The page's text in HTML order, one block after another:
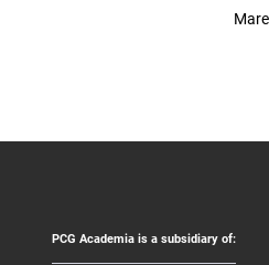
PCG Academia is a subsidiary of: